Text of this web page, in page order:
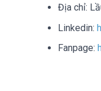
Địa chỉ:
Linkedin:
Fanpage: